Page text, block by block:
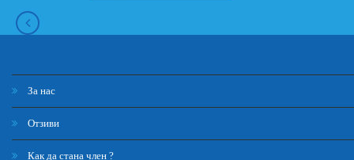
За нас
Отзиви
Как да стана член ?